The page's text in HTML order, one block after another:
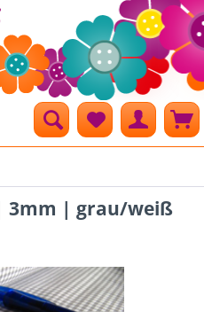
3mm | grau/weiß